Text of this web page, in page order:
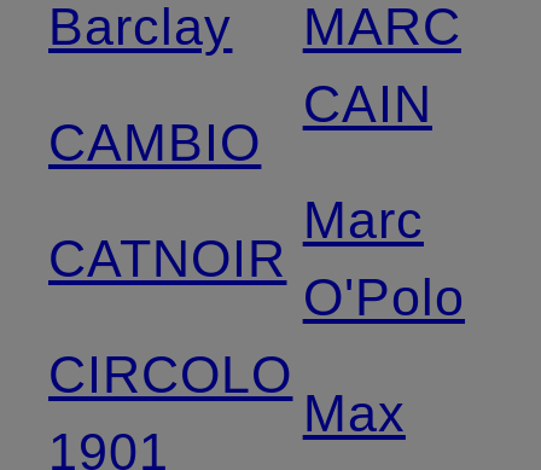
Barclay
CAMBIO
CATNOIR
CIRCOLO
1901
MARC
CAIN
Marc
O'Polo
Max